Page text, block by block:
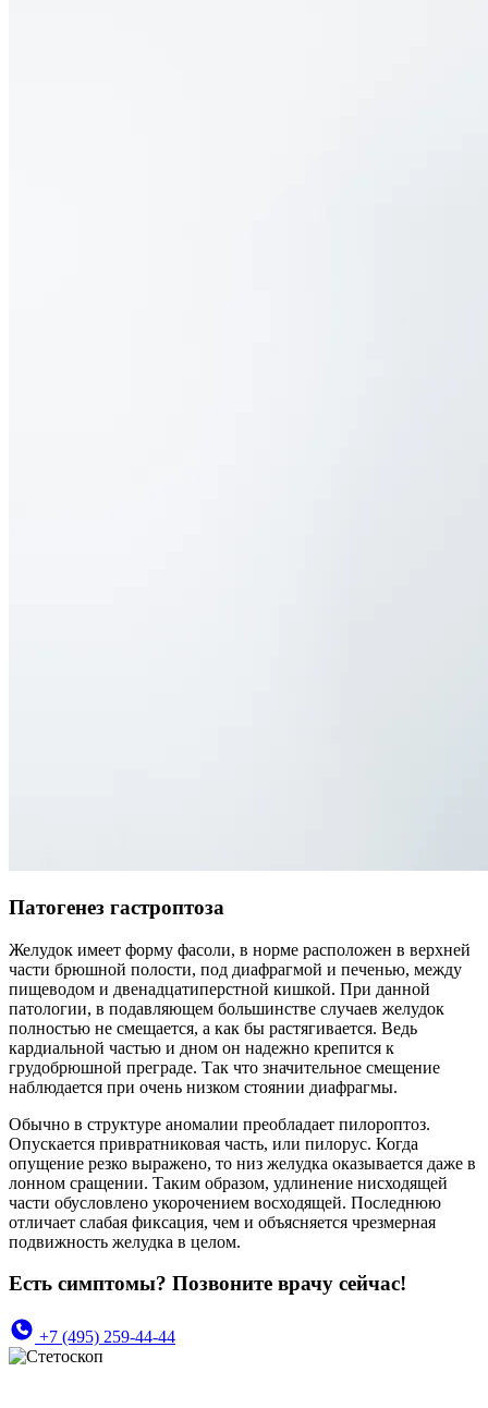
Патогенез гастроптоза
Желудок имеет форму фасоли, в норме расположен в верхней
части брюшной полости, под диафрагмой и печенью, между
пищеводом и двенадцатиперстной кишкой. При данной
патологии, в подавляющем большинстве случаев желудок
полностью не смещается, а как бы растягивается. Ведь
кардиальной частью и дном он надежно крепится к
грудобрюшной преграде. Так что значительное смещение
наблюдается при очень низком стоянии диафрагмы.
Обычно в структуре аномалии преобладает пилороптоз.
Опускается привратниковая часть, или пилорус. Когда
опущение резко выражено, то низ желудка оказывается даже в
лонном сращении. Таким образом, удлинение нисходящей
части обусловлено укорочением восходящей. Последнюю
отличает слабая фиксация, чем и объясняется чрезмерная
подвижность желудка в целом.
Есть симптомы? Позвоните врачу сейчас!
+7 (495) 259-44-44